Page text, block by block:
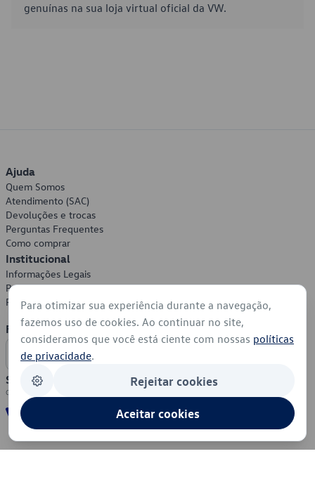
genuínas na sua loja virtual oficial da VW.
Ajuda
Quem Somos
Atendimento (SAC)
Devoluções e trocas
Perguntas Frequentes
Como comprar
Institucional
Informações Legais
Política de Privacidade
Política de Cookies
Formas de Pagamento
Segurança
Para otimizar sua experiência durante a navegação,
fazemos uso de cookies. Ao continuar no site,
consideramos que você está ciente com nossas políticas
de privacidade.
Rejeitar cookies
Aceitar cookies